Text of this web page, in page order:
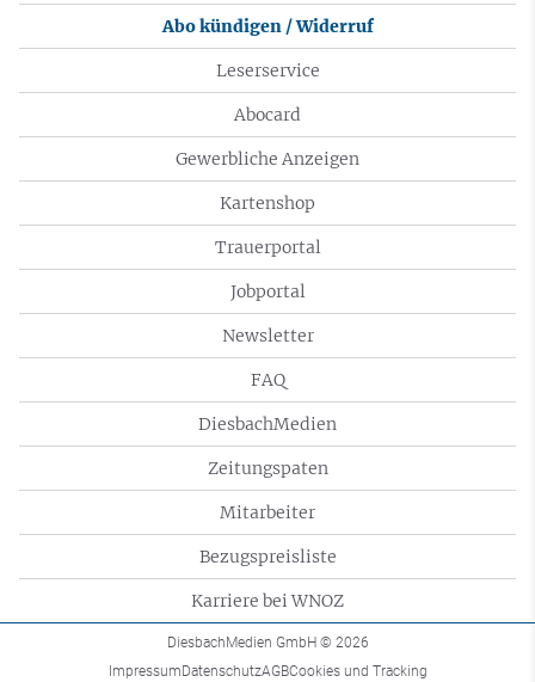
Abo kündigen / Widerruf
Leserservice
Abocard
Gewerbliche Anzeigen
Kartenshop
Trauerportal
Jobportal
Newsletter
FAQ
DiesbachMedien
Zeitungspaten
Mitarbeiter
Bezugspreisliste
Karriere bei WNOZ
DiesbachMedien GmbH © 2026
ImpressumDatenschutzAGBCookies und Tracking